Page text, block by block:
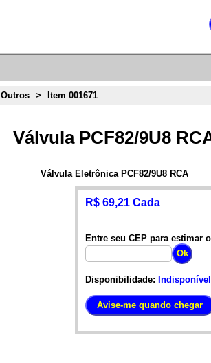
Outros > Item 001671
Válvula PCF82/9U8
Válvula Eletrônica PCF82/9U8 RCA
R$ 69,21 Cada
Entre seu CEP para estimar
Disponibilidade: